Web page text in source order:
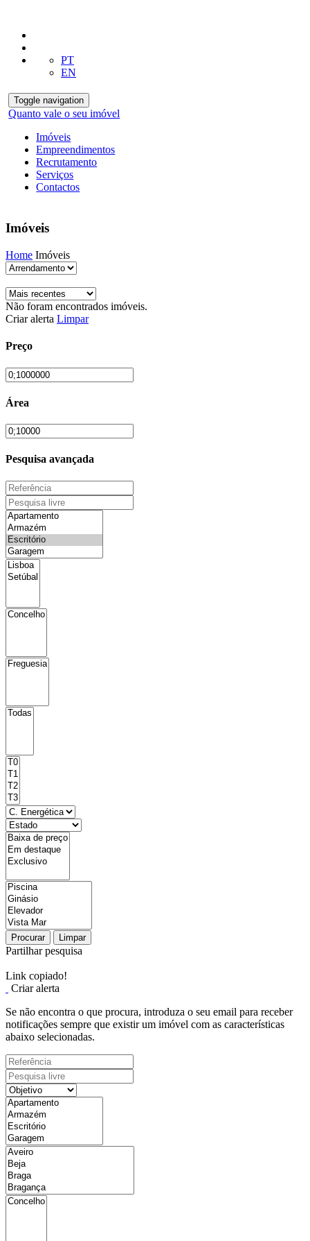
PT
EN
Toggle navigation
Quanto vale o seu imóvel
Imóveis
Empreendimentos
Recrutamento
Serviços
Contactos
Imóveis
Home Imóveis
Não foram encontrados imóveis.
Criar alerta Limpar
Preço
Área
Pesquisa avançada
Procurar Limpar
Partilhar pesquisa
Link copiado!
Criar alerta
Se não encontra o que procura, introduza o seu email para receber
notificações sempre que existir um imóvel com as características
abaixo selecionadas.